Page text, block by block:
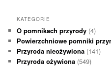
KATEGORIE
O pomnikach przyrody (4)
Powierzchniowe pomniki
Przyroda nieożywiona (141)
Przyroda ożywiona (549)